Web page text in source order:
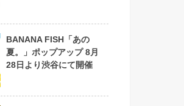
BANANA FISH「あの
夏。」ポップアップ 8月
28日より渋谷にて開催